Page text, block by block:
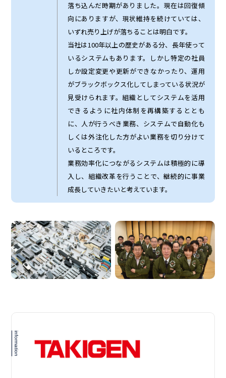
落ち込んだ時期がありました。現在は回復傾
向にありますが、現状維持を続けていては、
いずれ売り上げが落ちることは明白です。
当社は100年以上の歴史がある分、長年使って
いるシステムもあります。しかし特定の社員
しか設定変更や更新ができなかったり、運用
がブラックボックス化してしまっている状況が
見受けられます。組織としてシステムを活用
できるように社内体制を再構築するととも
に、人が行うべき業務、システムで自動化も
しくは外注化した方がよい業務を切り分けて
いるところです。
業務効率化につながるシステムは積極的に導
入し、組織改革を行うことで、継続的に事業
成長していきたいと考えています。